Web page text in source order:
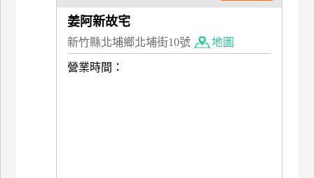
姜阿新故宅
新竹縣北埔鄉北埔街10號 地圖
營業時間：